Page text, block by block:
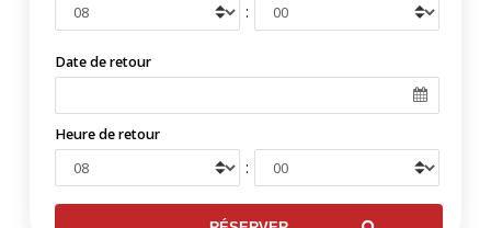
:
Date de retour
Heure de retour
: